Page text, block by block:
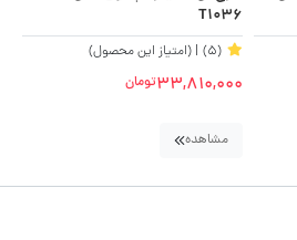
T1036
(5) | (امتیاز این محصول)
33,810,000تومان
مشاهده